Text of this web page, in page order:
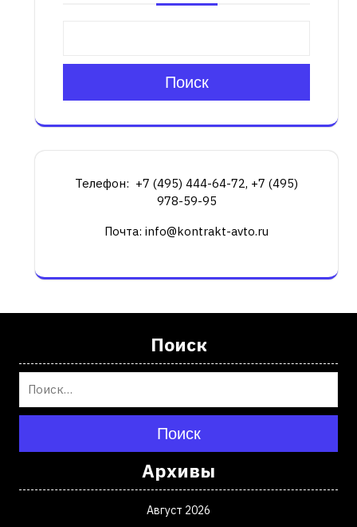
Поиск
Телефон: +7 (495) 444-64-72, +7 (495)
978-59-95
Почта: info@kontrakt-avto.ru
Поиск
Поиск
Архивы
Август 2026